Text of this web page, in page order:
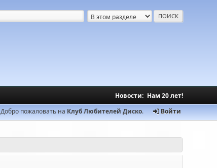
Новости: Нам 20 лет!
Добро пожаловать на Клуб Любителей Диско. Войти